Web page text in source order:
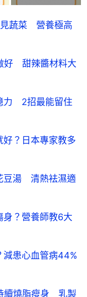
見蔬菜 營養極高
好 甜辣醬材料大
力 2招最能留住
好？日本專家教多
豆湯 清熱袪濕適
身？營養師教6大
減患心血管病44%
續燒脂瘦身 乳製